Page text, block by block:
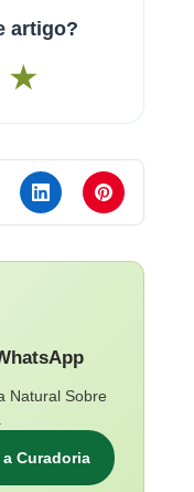
artigo?
★
Natural Sobre
Curadoria